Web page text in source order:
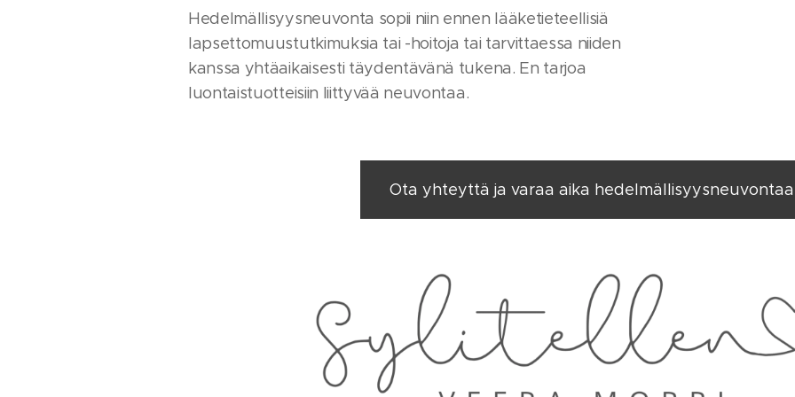
Hedelmällisyysneuvonta sopii niin ennen lääketieteellisiä
lapsettomuustutkimuksia tai -hoitoja tai tarvittaessa niiden
kanssa yhtäaikaisesti täydentävänä tukena. En tarjoa
luontaistuotteisiin liittyvää neuvontaa.
Ota yhteyttä ja varaa aika